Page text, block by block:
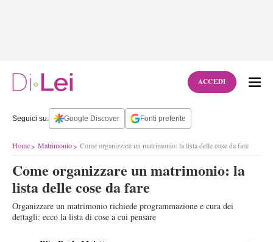
ACCEDI
Seguici su: Google Discover Fonti preferite
Home Matrimonio Come organizzare un matrimonio: la lista delle cose da fare
Come organizzare un matrimonio: la
lista delle cose da fare
Organizzare un matrimonio richiede programmazione e cura dei
dettagli: ecco la lista di cose a cui pensare